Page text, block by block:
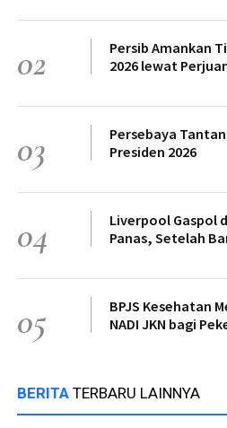
02
Persib Amankan
2026 lewat
03
Persebaya
Presiden 2026
04
Liverpool Gaspol
Panas, Setelah
05
BPJS Kesehatan
NADI JKN bagi
BERITA TERBARU LAINNYA